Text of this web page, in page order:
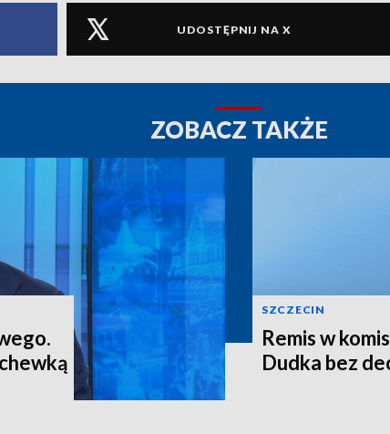
UDOSTĘPNIJ NA X
ZOBACZ TAKŻE
SZCZECIN
Remis w
Dudka bez